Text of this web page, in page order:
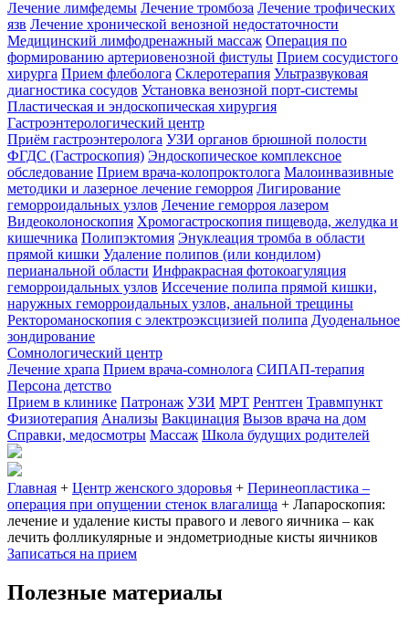
Лечение лимфедемы Лечение тромбоза Лечение трофических
язв Лечение хронической венозной недостаточности
Медицинский лимфодренажный массаж Операция по
формированию артериовенозной фистулы Прием сосудистого
хирурга Прием флеболога Склеротерапия Ультразвуковая
диагностика сосудов Установка венозной порт-системы
Пластическая и эндоскопическая хирургия
Гастроэнтерологический центр
Приём гастроэнтеролога УЗИ органов брюшной полости
ФГДС (Гастроскопия) Эндоскопическое комплексное
обследование Прием врача-колопроктолога Малоинвазивные
методики и лазерное лечение геморроя Лигирование
геморроидальных узлов Лечение геморроя лазером
Видеоколоноскопия Хромогастроскопия пищевода, желудка и
кишечника Полипэктомия Энуклеация тромба в области
прямой кишки Удаление полипов (или кондилом)
перианальной области Инфракрасная фотокоагуляция
геморроидальных узлов Иссечение полипа прямой кишки,
наружных геморроидальных узлов, анальной трещины
Ректороманоскопия с электроэксцизией полипа Дуоденальное
зондирование
Сомнологический центр
Лечение храпа Прием врача-сомнолога СИПАП-терапия
Персона детство
Прием в клинике Патронаж УЗИ МРТ Рентген Травмпункт
Физиотерапия Анализы Вакцинация Вызов врача на дом
Справки, медосмотры Массаж Школа будущих родителей
Главная + Центр женского здоровья + Перинеопластика –
операция при опущении стенок влагалища + Лапароскопия:
лечение и удаление кисты правого и левого яичника – как
лечить фолликулярные и эндометриодные кисты яичников
Записаться на прием
Полезные материалы